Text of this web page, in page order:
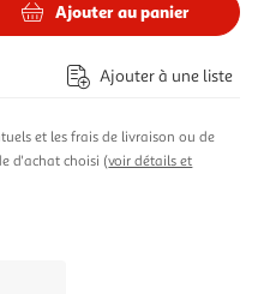
Ajouter au panier
Ajouter à une liste
et les frais de livraison ou de
d'achat choisi (voir détails et